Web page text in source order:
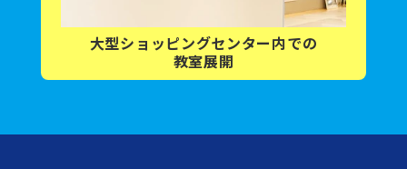
大型ショッピングセンター内での
教室展開